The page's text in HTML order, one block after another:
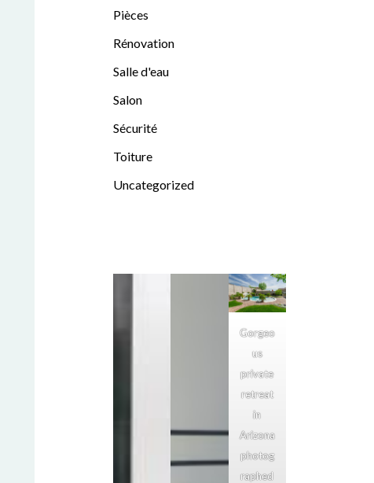
Pièces
Rénovation
Salle d'eau
Salon
Sécurité
Toiture
Uncategorized
Gorgeo
us
private
retreat
in
Arizona
photog
raphed